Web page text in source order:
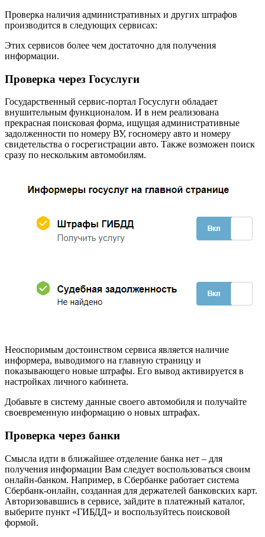
Проверка наличия административных и других штрафов
производится в следующих сервисах:
Этих сервисов более чем достаточно для получения
информации.
Проверка через Госуслуги
Государственный сервис-портал Госуслуги обладает
внушительным функционалом. И в нем реализована
прекрасная поисковая форма, ищущая административные
задолженности по номеру ВУ, госномеру авто и номеру
свидетельства о госрегистрации авто. Также возможен поиск
сразу по нескольким автомобилям.
Неоспоримым достоинством сервиса является наличие
информера, выводимого на главную страницу и
показывающего новые штрафы. Его вывод активируется в
настройках личного кабинета.
Добавьте в систему данные своего автомобиля и получайте
своевременную информацию о новых штрафах.
Проверка через банки
Смысла идти в ближайшее отделение банка нет – для
получения информации Вам следует воспользоваться своим
онлайн-банком. Например, в Сбербанке работает система
Сбербанк-онлайн, созданная для держателей банковских карт.
Авторизовавшись в сервисе, зайдите в платежный каталог,
выберите пункт «ГИБДД» и воспользуйтесь поисковой
формой.